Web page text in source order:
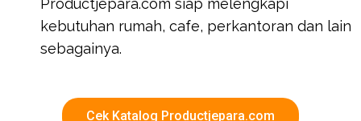
Productjepara.com siap melengkapi
kebutuhan rumah, cafe, perkantoran dan lain
sebagainya.
Cek Katalog Productjepara.com